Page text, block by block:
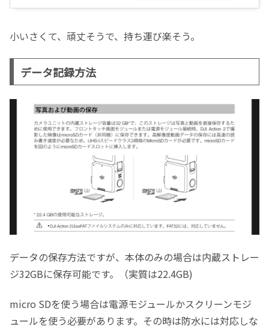
小いさくて、頑丈そうで、持ち運び楽そう。
データ記録方法
データの保存方法ですが、本体のみの場合は内蔵ストレー
ジ32GBに保存可能です。（実質は22.4GB)
micro SDを使う場合は電源モジュールかスクリーンモジ
ュールを使う必要があります。その時は防水には対応しな